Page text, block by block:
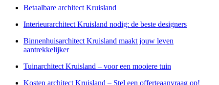
Betaalbare architect Kruisland
Interieurarchitect Kruisland nodig: de beste designers
Binnenhuisarchitect Kruisland maakt jouw leven
aantrekkelijker
Tuinarchitect Kruisland – voor een mooiere tuin
Kosten architect Kruisland – Stel een offerteaanvraag op!